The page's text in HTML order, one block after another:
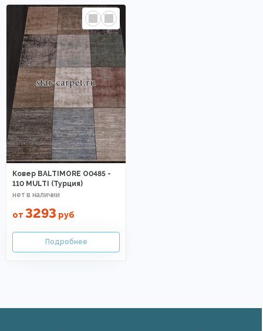
Ковер BALTIMORE O0485 -
110 MULTI (Турция)
от 3293 руб